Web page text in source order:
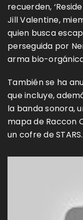
recuerden,
Jill Valentine,
quien busca
perseguida por
arma bio-
También se ha
que incluye,
la banda sonora,
mapa de Raccon
un cofre de STARS.